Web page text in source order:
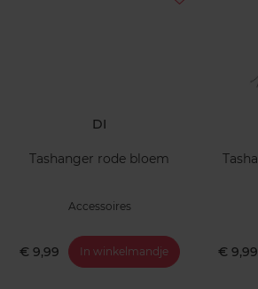
DI
Tashanger rode bloem
Accessoires
€ 9,99 In winkelmandje € 9,99